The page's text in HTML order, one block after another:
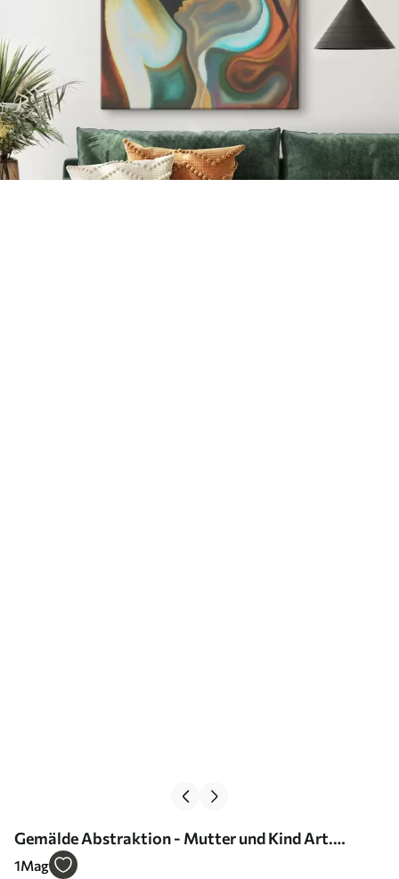
Gemälde Abstraktion - Mutter und Kind Art.
s00034
1Mag